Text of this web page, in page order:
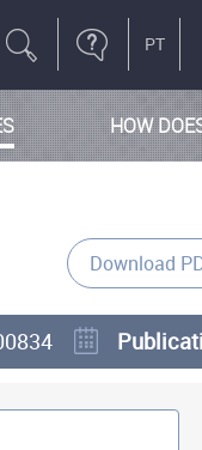
HOW
Download